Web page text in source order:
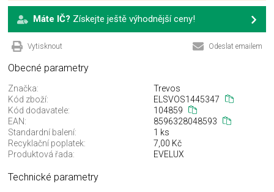
Máte IČ? Získejte ještě výhodnější ceny!
Vytisknout Odeslat emailem
Obecné parametry
Značka:
Trevos
Kód zboží:
ELSVOS1445347
Kód dodavatele:
104859
EAN:
8596328048593
Standardní balení:
1 ks
Recyklační poplatek:
7,00 Kč
Produktová řada:
EVELUX
Technické parametry